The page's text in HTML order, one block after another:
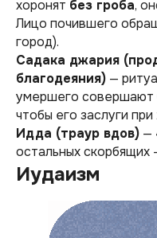
хоронят без гроба,
Лицо почившего
город).
Садака джария
благодеяния) —
умершего совершают
чтобы его заслуги
Идда (траур вдов) —
остальных скорбящих
Иудаизм